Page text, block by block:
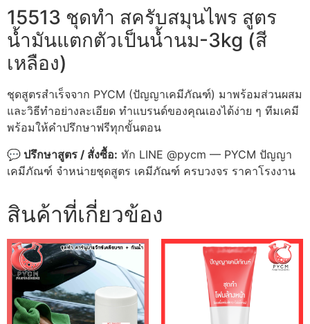
15513 ชุดทำ สครับสมุนไพร สูตร
น้ำมันแตกตัวเป็นน้ำนม-3kg (สี
เหลือง)
ชุดสูตรสำเร็จจาก PYCM (ปัญญาเคมีภัณฑ์) มาพร้อมส่วนผสม
และวิธีทำอย่างละเอียด ทำแบรนด์ของคุณเองได้ง่าย ๆ ทีมเคมี
พร้อมให้คำปรึกษาฟรีทุกขั้นตอน
💬 ปรึกษาสูตร / สั่งซื้อ: ทัก LINE @pycm — PYCM ปัญญา
เคมีภัณฑ์ จำหน่ายชุดสูตร เคมีภัณฑ์ ครบวงจร ราคาโรงงาน
สินค้าที่เกี่ยวข้อง